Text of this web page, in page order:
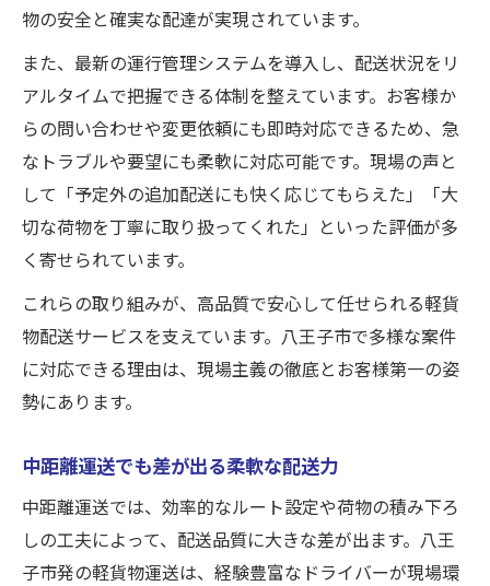
物の安全と確実な配達が実現されています。
また、最新の運行管理システムを導入し、配送状況をリ
アルタイムで把握できる体制を整えています。お客様か
らの問い合わせや変更依頼にも即時対応できるため、急
なトラブルや要望にも柔軟に対応可能です。現場の声と
して「予定外の追加配送にも快く応じてもらえた」「大
切な荷物を丁寧に取り扱ってくれた」といった評価が多
く寄せられています。
これらの取り組みが、高品質で安心して任せられる軽貨
物配送サービスを支えています。八王子市で多様な案件
に対応できる理由は、現場主義の徹底とお客様第一の姿
勢にあります。
中距離運送でも差が出る柔軟な配送力
中距離運送では、効率的なルート設定や荷物の積み下ろ
しの工夫によって、配送品質に大きな差が出ます。八王
子市発の軽貨物運送は、経験豊富なドライバーが現場環